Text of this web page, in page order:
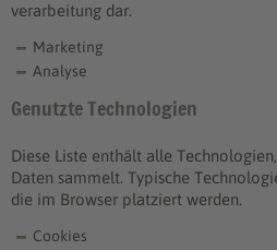
verarbeitung dar.
Marketing
Analyse
Genutzte Technologien
Diese Liste enthält alle
Daten sammelt. Typische
die im Browser platziert werden.
Cookies